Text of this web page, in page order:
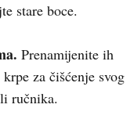
stare boce.
Prenamijenite ih
za čišćenje svog
ručnika.